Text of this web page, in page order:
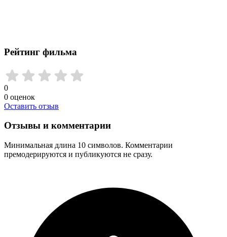
Рейтинг фильма
0
0 оценок
Оставить отзыв
Отзывы и комментарии
Минимальная длина 10 символов. Комментарии
премодерируются и публикуются не сразу.